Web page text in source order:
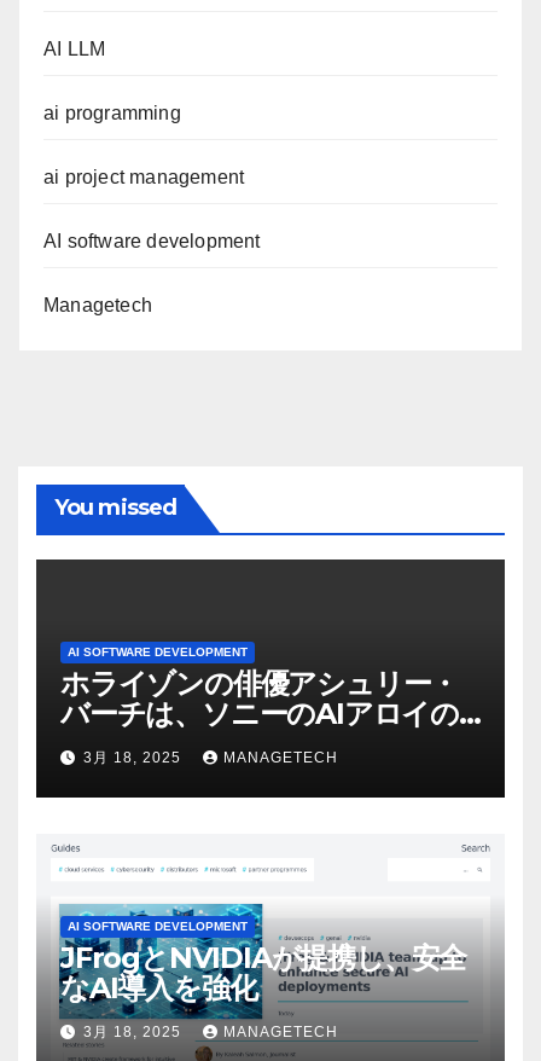
AI LLM
ai programming
ai project management
AI software development
Managetech
You missed
AI SOFTWARE DEVELOPMENT
ホライゾンの俳優アシュリー・
バーチは、ソニーのAIアロイの
ビデオを見て「ゲームパフォー
マンスという芸術形式に不安を
感じた」と語る – IGN
3月 18, 2025 MANAGETECH
AI SOFTWARE DEVELOPMENT
JFrogとNVIDIAが提携し、安全
なAI導入を強化
3月 18, 2025 MANAGETECH